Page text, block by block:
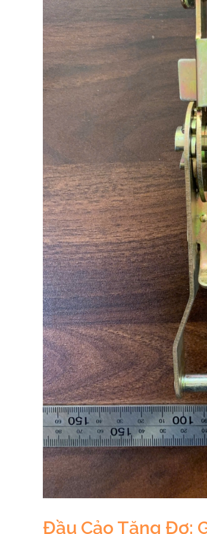
Đầu Cảo Tăng Đơ: